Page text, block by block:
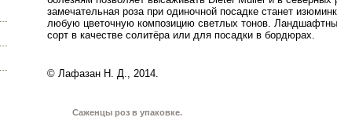
замечательная роза при одиночной посадке станет
любую цветочную композицию светлых тонов.
сорт в качестве солитёра или для посадки в бордюрах.
© Лафазан Н. Д., 2014.
Саженцы роз в упаковке.